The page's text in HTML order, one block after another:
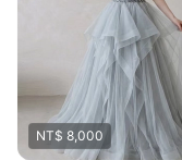
NT$ 8,000